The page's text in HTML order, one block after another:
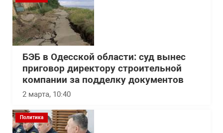
БЭБ в Одесской области: суд вынес
приговор директору строительной
компании за подделку документов
2 марта, 10:40
Политика